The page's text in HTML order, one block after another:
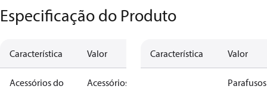
Especificação do Produto
Característica Valor
Acessórios do
Acessórios
Característica Valor